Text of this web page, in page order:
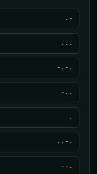
.-
-...
-.-.
-..
.
..-.
--.